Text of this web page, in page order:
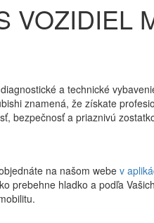
VOZIDIEL
a technické
znamená, že získate
bezpečnosť a priaznivú
na našom webe v
prebehne hladko a podľa